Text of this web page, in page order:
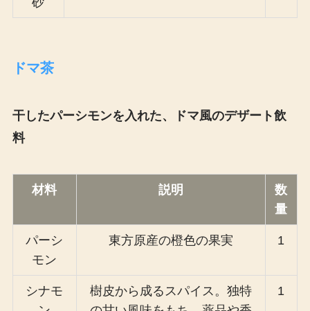
ドマ茶
干したパーシモンを入れた、ドマ風のデザート飲
料
材料 説明
数
量
パーシ
モン
東方原産の橙色の果実 1
シナモ
樹皮から成るスパイス。独特
1